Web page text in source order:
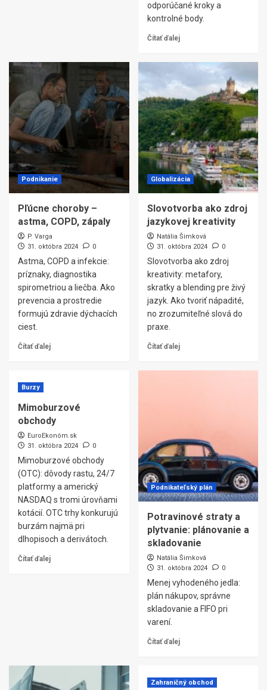
odporúčané kroky a
kontrolné body.
Čítať ďalej
Podnikanie
Pľúcne choroby –
astma, COPD, zápaly
P. Varga
31. októbra 2024
0
Astma, COPD a infekcie:
príznaky, diagnostika
spirometriou a liečba. Ako
prevencia a prostredie
formujú zdravie dýchacích
ciest.
Čítať ďalej
Globalizácia
Slovotvorba ako zdroj
jazykovej kreativity
Natália Šimková
31. októbra 2024
0
Slovotvorba ako zdroj
kreativity: metafory,
skratky a blending pre živý
jazyk. Ako tvoriť nápadité,
no zrozumiteľné slová do
praxe.
Čítať ďalej
Burzy
Mimoburzové
obchody
EuroEkonóm.sk
31. októbra 2024
0
Mimoburzové obchody
(OTC): dôvody rastu, 24/7
platformy a americký
NASDAQ s tromi úrovňami
kotácií. OTC trhy konkurujú
burzám najmä pri
dlhopisoch a derivátoch.
Čítať ďalej
Podnikateľský plán
Potravinové straty a
plytvanie: plánovanie a
skladovanie
Natália Šimková
31. októbra 2024
0
Menej vyhodeného jedla:
plán nákupov, správne
skladovanie a FIFO pri
varení.
Čítať ďalej
Zahraničný obchod